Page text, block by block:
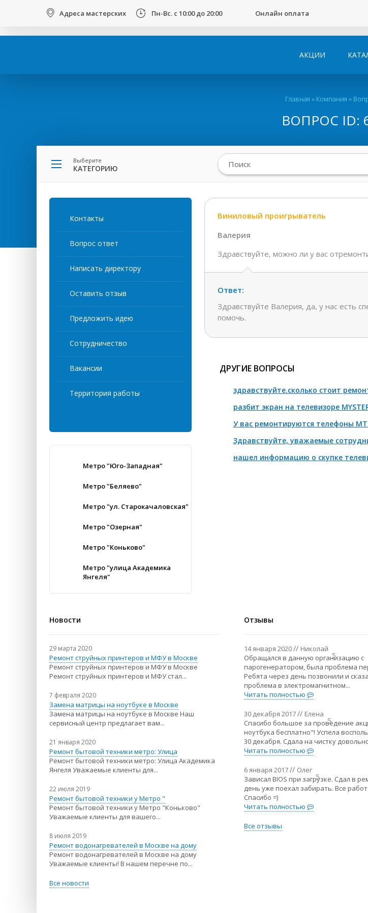
Адреса мастерских Пн-Вс. с 10:00 до 20:00 Онлайн оплата
АКЦИИ
Главная » Компания »
ВОПРОС ID:
Выберите
КАТЕГОРИЮ
Контакты
Вопрос ответ
Написать директору
Оставить отзыв
Предложить идею
Сотрудничество
Вакансии
Территория работы
Метро "Юго-Западная"
Метро "Беляево"
Метро "ул. Старокачаловская"
Метро "Озерная"
Метро "Коньково"
Метро "улица Академика
Янгеля"
Виниловый проигрыватель
Валерия
Здравствуйте, можно ли у вас
Ответ:
Здравствуйте Валерия, да, у нас есть
помочь.
ДРУГИЕ ВОПРОСЫ
здравствуйте.сколько стоит
разбит экран на телевизоре
У вас ремонтируются телефоны
Здравствуйте, уважаемые
нашел информацию о скупке
Новости
29 марта 2020
Ремонт струйных принтеров и МФУ в Москве
Ремонт струйных принтеров и МФУ в Москве
Ремонт струйных принтеров и МФУ стал...
7 февраля 2020
Замена матрицы на ноутбуке в Москве
Замена матрицы на ноутбуке в Москве Наш
сервисный центр предлагает вам...
21 января 2020
Ремонт бытовой техники метро: Улица
Ремонт бытовой техники метро: Улица Академика
Янгеля Уважаемые клиенты для...
22 июля 2019
Ремонт бытовой техники у Метро "
Ремонт бытовой техники у Метро "Коньково"
Уважаемые клиенты для вашего...
8 июля 2019
Ремонт водонагревателей в Москве на дому
Ремонт водонагревателей в Москве на дому
Уважаемые клиенты! В нашем перечне по...
Все новости
Отзывы
14 января 2020 Николай
5
Обращался в данную организацию с
парогенератором, была проблема
Ребята через день позвонили и
проблема в электромагнитном...
Читать полностью
30 декабря 2017 Елена
5
Спасибо большое за проведение
ноутбука бесплатно"! Успела
30 декабря. Сдала на чистку
Читать полностью
6 января 2017 Олег
5
Зависал BIOS при загрузке. Сдал в
день уже поехал забирать. Все
Спасибо =)
Читать полностью
Все отзывы